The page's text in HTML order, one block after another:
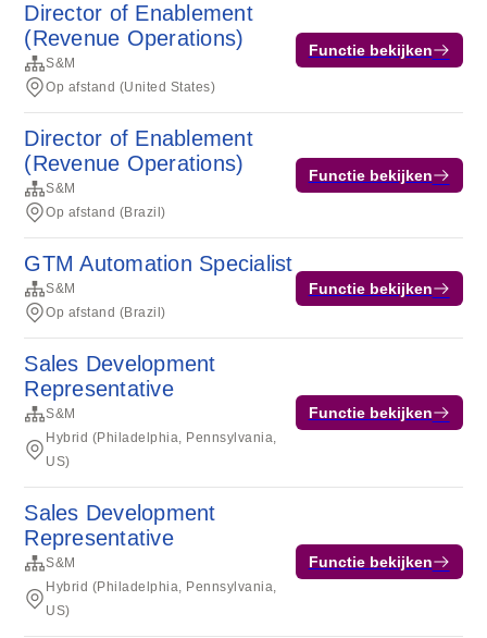
Director of Enablement
(Revenue Operations)
S&M
Op afstand (United States)
Functie bekijken
Director of Enablement
(Revenue Operations)
S&M
Op afstand (Brazil)
Functie bekijken
GTM Automation Specialist
S&M
Op afstand (Brazil)
Functie bekijken
Sales Development
Representative
S&M
Hybrid (Philadelphia, Pennsylvania,
US)
Functie bekijken
Sales Development
Representative
S&M
Hybrid (Philadelphia, Pennsylvania,
US)
Functie bekijken